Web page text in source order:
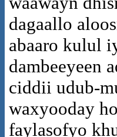
dagaallo
abaaro kulul
dambeeyeen
ciddii udub-
waxyooday
faylasofyo